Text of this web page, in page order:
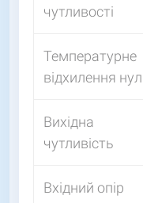
чутливості
Температурне
відхилення
Вихідна
чутливість
Вхідний опір